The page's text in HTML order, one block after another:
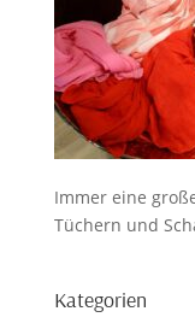
Immer eine
Tüchern und
Kategorien